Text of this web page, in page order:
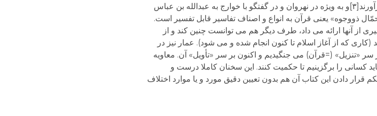
که خود قرآن کتاب صامت است که باید دیگران (مفسرّان) آن را به سخن درآورند[۳]و به ویژه در نهروان و در گفتگو با خوارج به عبدالله بن عباس
ذووجوه» یعنی قرآن به انواع و اصناف تفاسیر قابل تفسیر است.
آنها ارائه می داد، طرف دیگر هم می توانست چنین کند و از
که از آغاز اسلام تا کنون انجام شده و می شود). عمار نیز در
«تنزیل» (=قرآن) می جنگیدیم و اکنون بر سر «تأویل» آن. معاویه
را برگزینیم تا حکمیت کنند. این سخنان کاملا درست و
قرار دادن این کتاب آن هم بدون تعیین دقیق مورد و یا موارد اختلاف